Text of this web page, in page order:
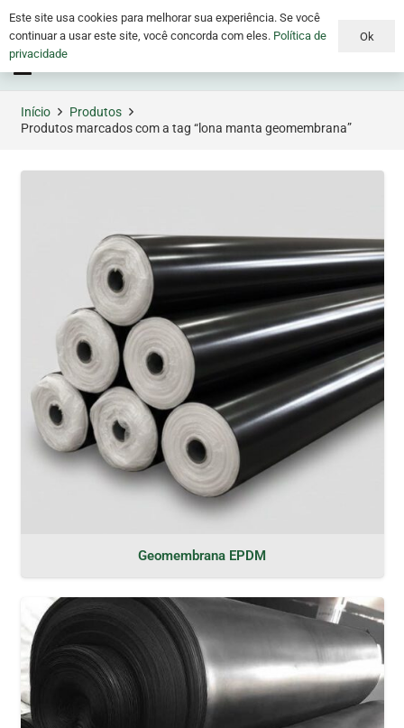
Início
Produtos
Produtos marcados com a tag “lona manta geomembrana”
Geomembrana EPDM
Este site usa cookies para melhorar sua experiência. Se você
continuar a usar este site, você concorda com eles. Política de
privacidade
Ok